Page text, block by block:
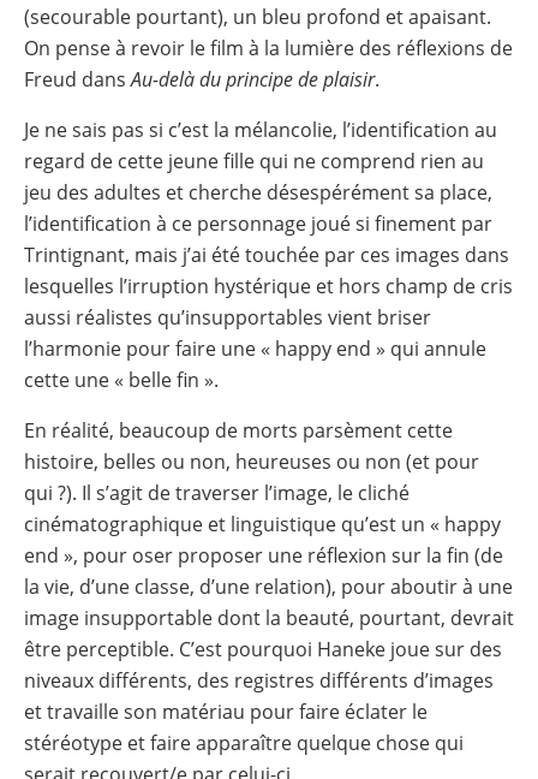
(secourable pourtant), un bleu profond et apaisant.
On pense à revoir le film à la lumière des réflexions de
Freud dansAu-delà du principe de plaisir.
Je ne sais pas si c’est la mélancolie, l’identification au
regard de cette jeune fille qui ne comprend rien au
jeu des adultes et cherche désespérément sa place,
l’identification à ce personnage joué si finement par
Trintignant, mais j’ai été touchée par ces images dans
lesquelles l’irruption hystérique et hors champ de cris
aussi réalistes qu’insupportables vient briser
l’harmonie pour faire une « happy end » qui annule
cette une « belle fin ».
En réalité, beaucoup de morts parsèment cette
histoire, belles ou non, heureuses ou non (et pour
qui ?). Il s’agit de traverser l’image, le cliché
cinématographique et linguistique qu’est un « happy
end », pour oser proposer une réflexion sur la fin (de
la vie, d’une classe, d’une relation), pour aboutir à une
image insupportable dont la beauté, pourtant, devrait
être perceptible. C’est pourquoi Haneke joue sur des
niveaux différents, des registres différents d’images
et travaille son matériau pour faire éclater le
stéréotype et faire apparaître quelque chose qui